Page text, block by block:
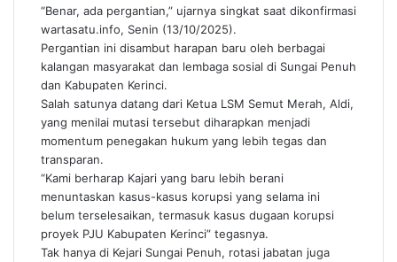
“Benar, ada pergantian,” ujarnya singkat saat dikonfirmasi
wartasatu.info, Senin (13/10/2025).
Pergantian ini disambut harapan baru oleh berbagai
kalangan masyarakat dan lembaga sosial di Sungai Penuh
dan Kabupaten Kerinci.
Salah satunya datang dari Ketua LSM Semut Merah, Aldi,
yang menilai mutasi tersebut diharapkan menjadi
momentum penegakan hukum yang lebih tegas dan
transparan.
“Kami berharap Kajari yang baru lebih berani
menuntaskan kasus-kasus korupsi yang selama ini
belum terselesaikan, termasuk kasus dugaan korupsi
proyek PJU Kabupaten Kerinci” tegasnya.
Tak hanya di Kejari Sungai Penuh, rotasi jabatan juga